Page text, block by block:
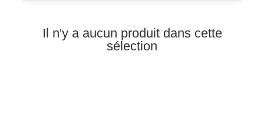
Il n'y a aucun produit dans cette
sélection